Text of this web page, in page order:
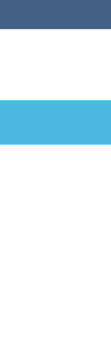
atla